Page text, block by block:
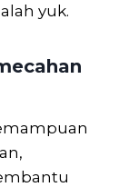
yuk.